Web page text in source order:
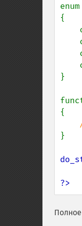
enum
{
}
{
}
?>